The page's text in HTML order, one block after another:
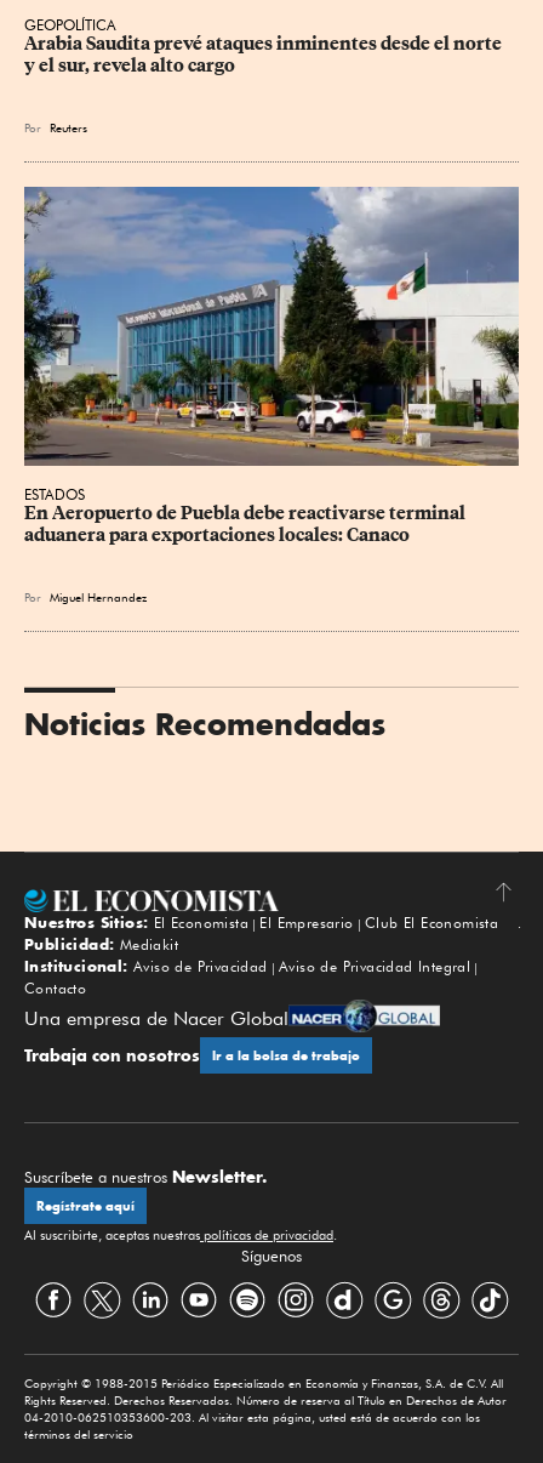
GEOPOLÍTICA
Arabia Saudita prevé ataques inminentes desde el norte
y el sur, revela alto cargo
Por Reuters
ESTADOS
En Aeropuerto de Puebla debe reactivarse terminal
aduanera para exportaciones locales: Canaco
Por Miguel Hernandez
Noticias Recomendadas
Subir
Nuestros Sitios: El Economista El Empresario
Club El Economista
Publicidad: Mediakit
Institucional: Aviso de Privacidad
Aviso de Privacidad Integral
Contacto
Una empresa de Nacer Global
Trabaja con nosotros Ir a la bolsa de trabajo
Suscríbete a nuestros Newsletter.
Regístrate aquí
Al suscribirte, aceptas nuestras políticas de privacidad.
Síguenos
Copyright © 1988-2015 Periódico Especializado en Economía y Finanzas, S.A. de C.V. All
Rights Reserved. Derechos Reservados. Número de reserva al Título en Derechos de Autor
04-2010-062510353600-203. Al visitar esta página, usted está de acuerdo con los
términos del servicio